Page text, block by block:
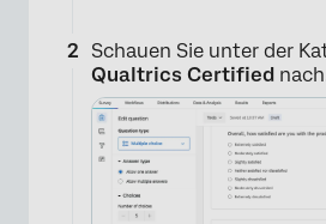
Schauen Sie unter der
Qualtrics Certified